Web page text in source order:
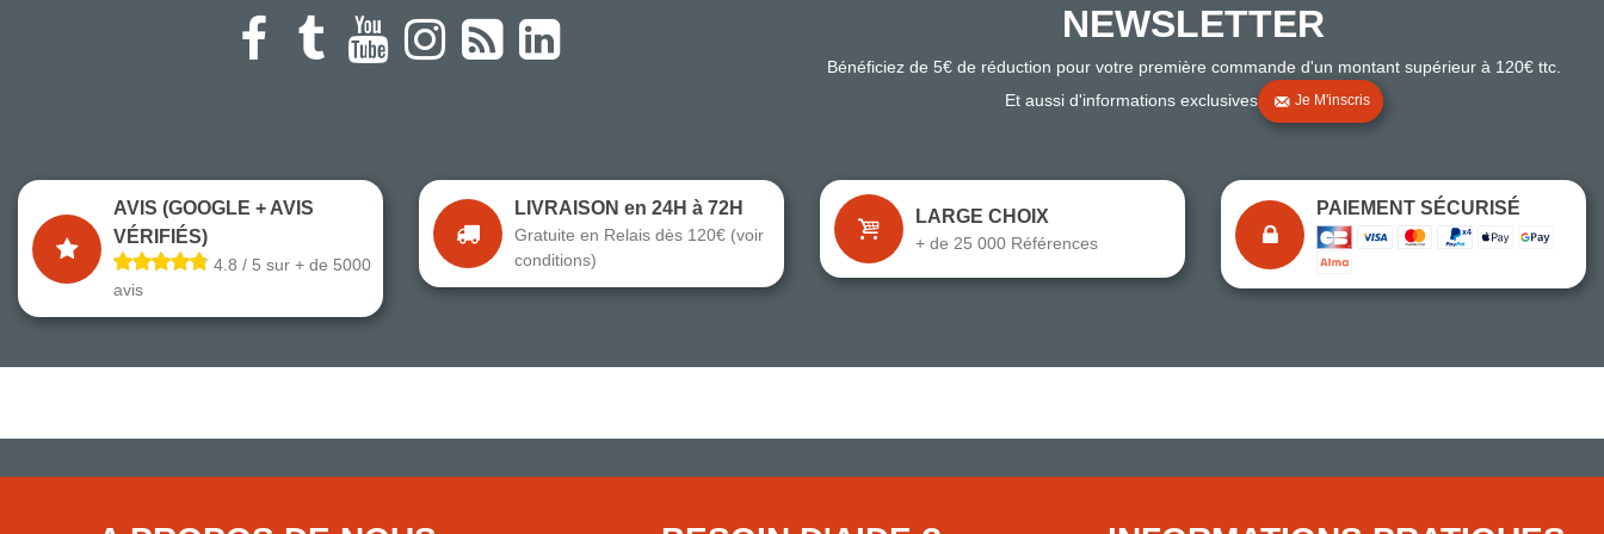
NEWSLETTER
Bénéficiez de 5€ de réduction pour votre première commande d'un montant supérieur à 120€ ttc.
Et aussi d'informations exclusives
Je M'inscris
AVIS (GOOGLE + AVIS
VÉRIFIÉS)
4.8 / 5 sur + de 5000
avis
LIVRAISON en 24H à 72H
Gratuite en Relais dès 120€ (voir
conditions)
LARGE CHOIX
+ de 25 000 Références
PAIEMENT SÉCURISÉ